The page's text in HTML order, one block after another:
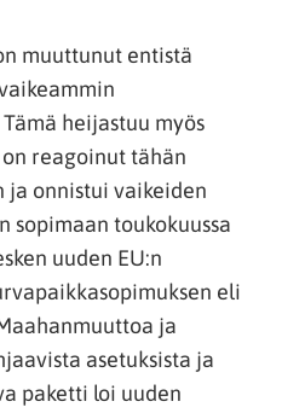
muuttunut entistä
heijastuu myös
reagoinut tähän
onnistui vaikeiden
sopimaan toukokuussa
uuden EU:n
eli
ja
asetuksista ja
paketti loi uuden